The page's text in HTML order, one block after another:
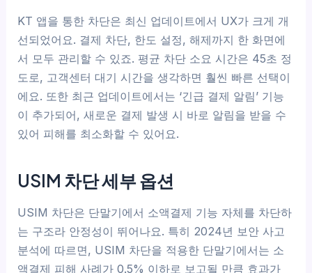
KT 앱을 통한 차단은 최신 업데이트에서 UX가 크게 개
선되었어요. 결제 차단, 한도 설정, 해제까지 한 화면에
서 모두 관리할 수 있죠. 평균 차단 소요 시간은 45초 정
도로, 고객센터 대기 시간을 생각하면 훨씬 빠른 선택이
에요. 또한 최근 업데이트에서는 ‘긴급 결제 알림’ 기능
이 추가되어, 새로운 결제 발생 시 바로 알림을 받을 수
있어 피해를 최소화할 수 있어요.
USIM 차단 세부 옵션
USIM 차단은 단말기에서 소액결제 기능 자체를 차단하
는 구조라 안정성이 뛰어나요. 특히 2024년 보안 사고
분석에 따르면, USIM 차단을 적용한 단말기에서는 소
액결제 피해 사례가 0.5% 이하로 보고될 만큼 효과가